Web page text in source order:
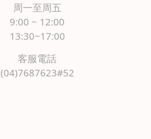
周一至周五
9:00 ~ 12:00
13:30~17:00
客服電話
(04)7687623#52